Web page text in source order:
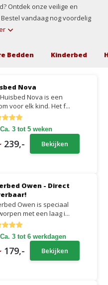
Ontdek onze veilige en
vandaag nog voordelig
Bedden Kinderbed
Nova
Nova is een
voor elk kind. Het f...
Ca. 3 tot 5 weken
239,- Bekijken
Owen - Direct
Owen is speciaal
met een laag i...
Ca. 3 tot 6 werkdagen
179,- Bekijken